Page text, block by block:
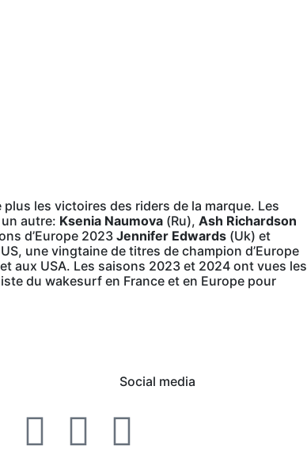
les victoires des riders de la marque. Les
autre: Ksenia Naumova (Ru), Ash Richardson
d’Europe 2023Jennifer Edwards (Uk) et
une vingtaine de titres de champion d’Europe
aux USA. Les saisons 2023 et 2024 ont vues les
du wakesurf en France et en Europe pour
Social media